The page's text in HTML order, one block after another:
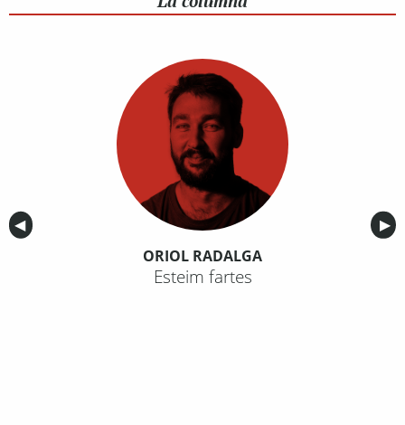
Anterior
◀︎ ▶︎
ORIOL RADALGA
Esteim fartes